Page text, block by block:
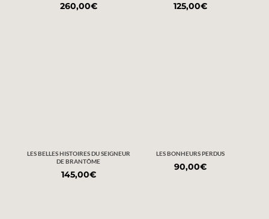
260,00€ 125,00€
LES BELLES HISTOIRES DU SEIGNEUR
DE BRANTÔME
145,00€
LES BONHEURS PERDUS
90,00€